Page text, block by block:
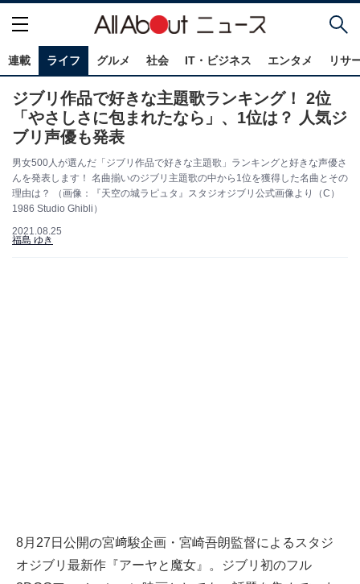
連載 ライフ グルメ 社会 IT・ビジネス エンタメ リサ
ジブリ作品で好きな主題歌ランキング！ 2位
「やさしさに包まれたなら」、1位は？ 人気ジ
ブリ声優も発表
男女500人が選んだ「ジブリ作品で好きな主題歌」ランキングと好きな声優さ
んを発表します！ 名曲揃いのジブリ主題歌の中から1位を獲得した名曲とその
理由は？ （画像：『天空の城ラピュタ』スタジオジブリ公式画像より（C）
1986 Studio Ghibli）
2021.08.25
福島 ゆき
8月27日公開の宮﨑駿企画・宮崎吾朗監督によるスタジ
オジブリ最新作『アーヤと魔女』。ジブリ初のフル